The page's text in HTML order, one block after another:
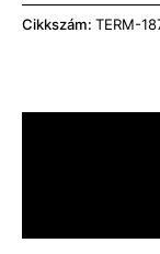
Cikkszám: TERM-